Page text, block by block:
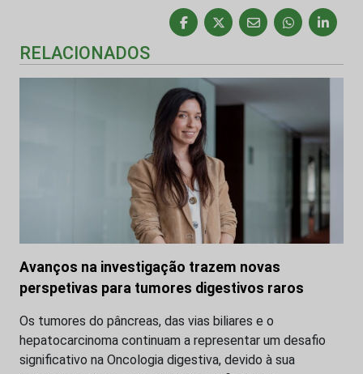
RELACIONADOS
Avanços na investigação trazem novas
perspetivas para tumores digestivos raros
Os tumores do pâncreas, das vias biliares e o
hepatocarcinoma continuam a representar um desafio
significativo na Oncologia digestiva, devido à sua